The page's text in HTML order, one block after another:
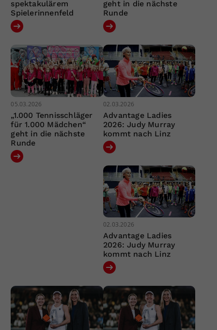
spektakulärem
Spielerinnenfeld
geht in die nächste
Runde
05.03.2026
„1.000 Tennisschläger
für 1.000 Mädchen“
geht in die nächste
Runde
02.03.2026
Advantage Ladies
2026: Judy Murray
kommt nach Linz
02.03.2026
Advantage Ladies
2026: Judy Murray
kommt nach Linz